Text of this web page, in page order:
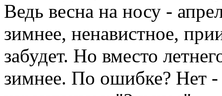
Ведь весна на носу -
зимнее, ненавистное,
забудет. Но вместо
зимнее. По ошибке? Нет